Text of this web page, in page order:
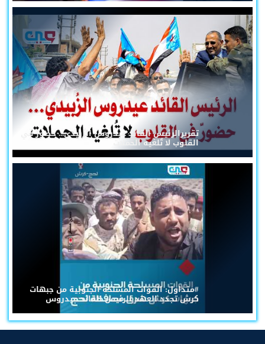
تقريرالرئيس القائد عيدروس الزُبيدي... حضورٌ في
القلوب لا تُلغيه الحملات
#متداول: القوات المسلحة الجنوبية من جبهات
كرش تجدد العهد للرئيس القائد عيدروس